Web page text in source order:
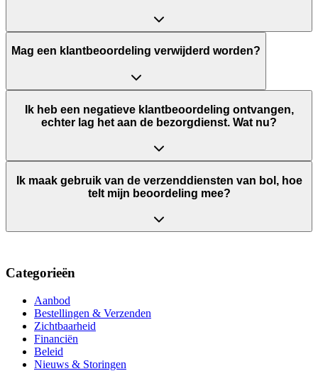
Mag een klantbeoordeling verwijderd worden?
Ik heb een negatieve klantbeoordeling ontvangen,
echter lag het aan de bezorgdienst. Wat nu?
Ik maak gebruik van de verzenddiensten van bol, hoe
telt mijn beoordeling mee?
Categorieën
Aanbod
Bestellingen & Verzenden
Zichtbaarheid
Financiën
Beleid
Nieuws & Storingen